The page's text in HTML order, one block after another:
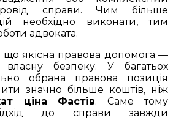
справи. Чим більше
необхідно виконати, тим
адвоката.
що якісна правова допомога —
безпеку. У багатьох
обрана правова позиція
значно більше коштів, ніж
ціна Фастів. Саме тому
до справи завжди